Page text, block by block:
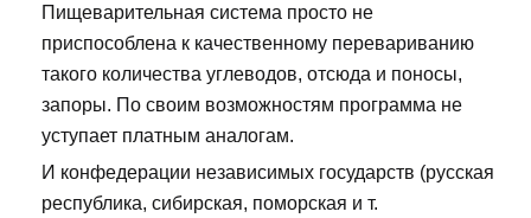
Пищеварительная система просто не
приспособлена к качественному перевариванию
такого количества углеводов, отсюда и поносы,
запоры. По своим возможностям программа не
уступает платным аналогам.
И конфедерации независимых государств (русская
республика, сибирская, поморская и т.